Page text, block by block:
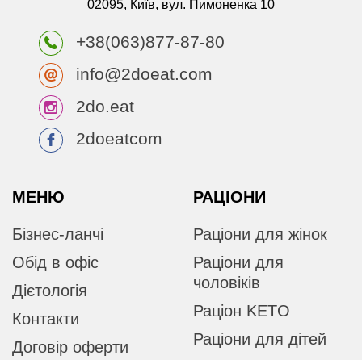
02095, Київ, вул. Пимоненка 10
+38(063)877-87-80
info@2doeat.com
2do.eat
2doeatcom
МЕНЮ
Бізнес-ланчі
Обід в офіс
Дієтологія
Контакти
Договір оферти
РАЦІОНИ
Раціони для жінок
Раціони для
чоловіків
Раціон KETO
Раціони для дітей